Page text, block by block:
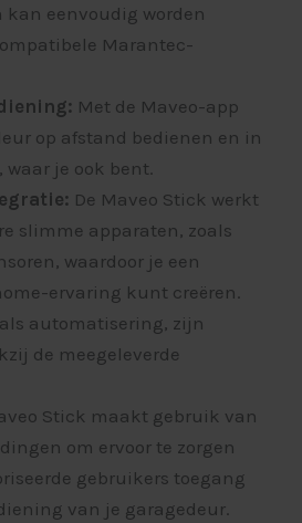
eenvoudig worden
Marantec-
Met de Maveo-app
op afstand bedienen en in
je ook bent.
De Maveo Stick werkt
slimme apparaten, zoals
waardoor je een
ervaring kunt creëren.
automatisering, zijn
de meegeleverde
Stick maakt gebruik van
om ervoor te zorgen
gebruikers toegang
van je garagedeur.